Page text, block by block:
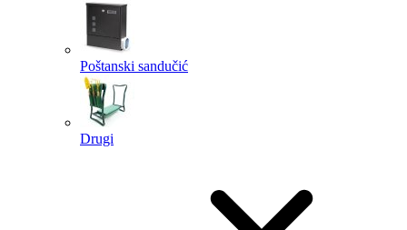
Poštanski sandučić
Drugi